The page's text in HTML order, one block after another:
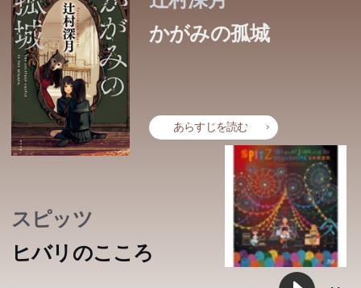
かがみの孤城
あらすじを読む
スピッツ
ヒバリのこころ